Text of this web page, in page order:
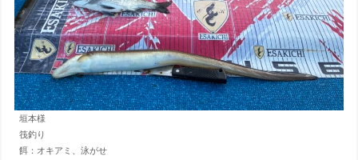
垣本様
筏釣り
餌：オキアミ、泳がせ